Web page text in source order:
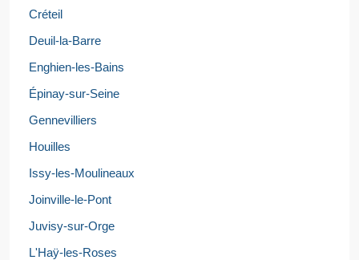
Créteil
Deuil-la-Barre
Enghien-les-Bains
Épinay-sur-Seine
Gennevilliers
Houilles
Issy-les-Moulineaux
Joinville-le-Pont
Juvisy-sur-Orge
L'Haÿ-les-Roses